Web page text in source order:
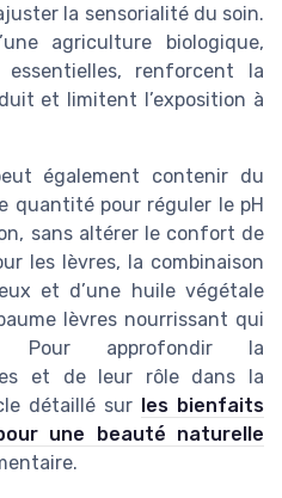
la sensorialité du soin.
agriculture biologique,
renforcent la
et limitent l’exposition à
également contenir du
quantité pour réguler le pH
sans altérer le confort de
les lèvres, la combinaison
et d’une huile végétale
lèvres nourrissant qui
Pour approfondir la
et de leur rôle dans la
détaillé sur
les bienfaits
une beauté naturelle